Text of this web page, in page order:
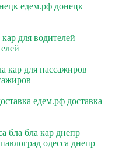
едем.рф донецк
для водителей
кар для пассажиров
едем.рф доставка
бла бла кар днепр
одесса днепр